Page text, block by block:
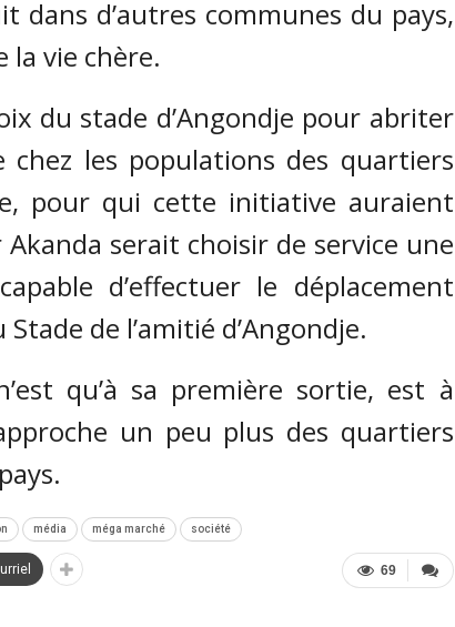
dans d’autres communes du pays,
la vie chère.
du stade d’Angondje pour abriter
les populations des quartiers
pour qui cette initiative auraient
serait choisir de service une
d’effectuer le déplacement
de l’amitié d’Angondje.
qu’à sa première sortie, est à
un peu plus des quartiers
média méga marché société
69